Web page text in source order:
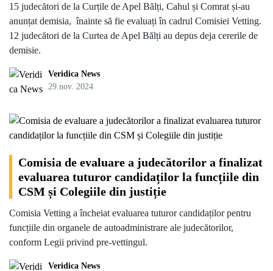
15 judecători de la Curțile de Apel Bălți, Cahul și Comrat și-au
anunțat demisia, înainte să fie evaluați în cadrul Comisiei Vetting.
12 judecători de la Curtea de Apel Bălți au depus deja cererile de
demisie.
Veridica News
29 nov. 2024
Comisia de evaluare a judecătorilor a finalizat
evaluarea tuturor candidaților la funcțiile din
CSM și Colegiile din justiție
Comisia Vetting a încheiat evaluarea tuturor candidaților pentru
funcțiile din organele de autoadministrare ale judecătorilor,
conform Legii privind pre-vettingul.
Veridica News